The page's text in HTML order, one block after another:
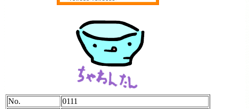
No.
0111